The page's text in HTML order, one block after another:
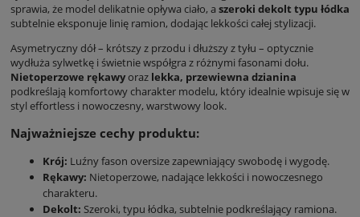
sprawia, że model delikatnie opływa ciało, a szeroki dekolt typu łódka
subtelnie eksponuje linię ramion, dodając lekkości całej stylizacji.
Asymetryczny dół – krótszy z przodu i dłuższy z tyłu – optycznie
wydłuża sylwetkę i świetnie współgra z różnymi fasonami dołu.
Nietoperzowe rękawyoraz lekka, przewiewna dzianina
podkreślają komfortowy charakter modelu, który idealnie wpisuje się w
styl effortless i nowoczesny, warstwowy look.
Najważniejsze cechy produktu:
Krój: Luźny fason oversize zapewniający swobodę i wygodę.
Rękawy: Nietoperzowe, nadające lekkości i nowoczesnego
charakteru.
Dekolt: Szeroki, typu łódka, subtelnie podkreślający ramiona.